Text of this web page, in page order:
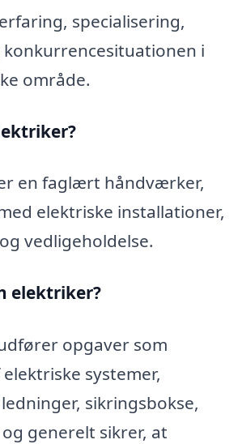
specialisering,
i
område.
en faglært håndværker,
elektriske installationer,
vedligeholdelse.
elektriker?
opgaver som
systemer,
sikringsbokse,
generelt sikrer, at